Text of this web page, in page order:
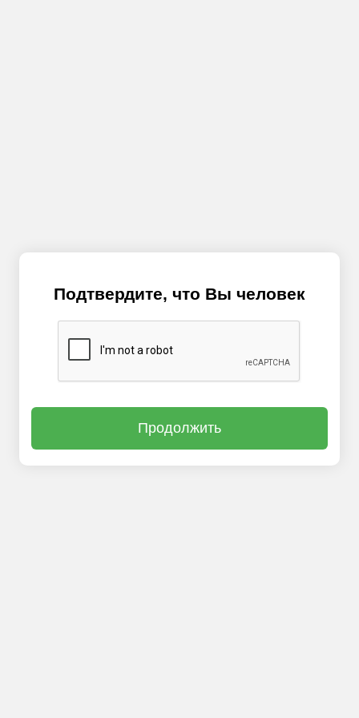
Подтвердите, что Вы человек
Продолжить